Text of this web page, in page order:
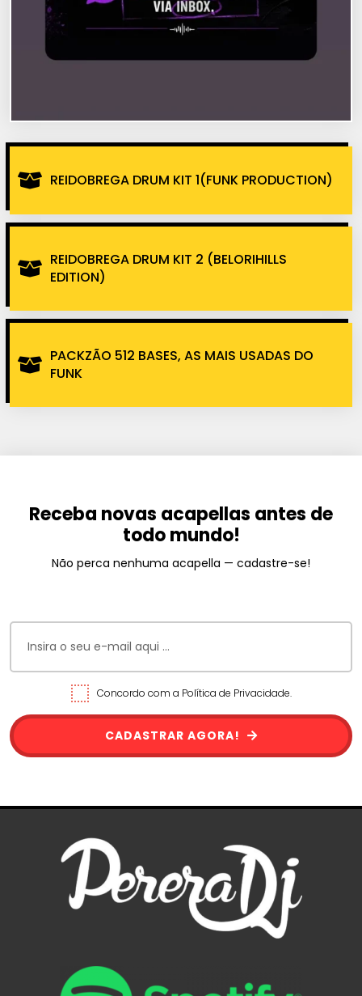
REIDOBREGA DRUM KIT 1(FUNK PRODUCTION)
REIDOBREGA DRUM KIT 2 (BELORIHILLS
EDITION)
PACKZÃO 512 BASES, AS MAIS USADAS DO
FUNK
Receba novas acapellas antes de
todo mundo!
Não perca nenhuma acapella — cadastre-se!
Concordo com a Política de Privacidade.
CADASTRAR AGORA!